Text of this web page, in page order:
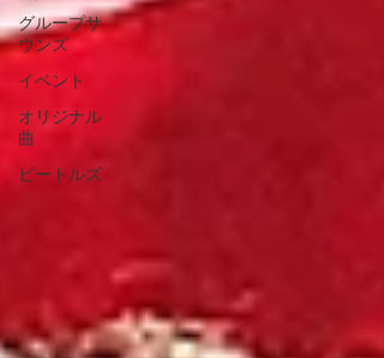
グループサ
ウンズ
イベント
オリジナル
曲
ビートルズ